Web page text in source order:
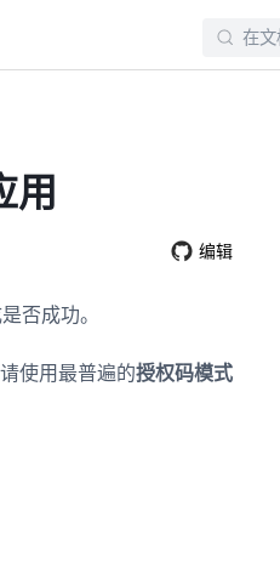
用
编辑
否成功。
使用最普遍的授权码模式